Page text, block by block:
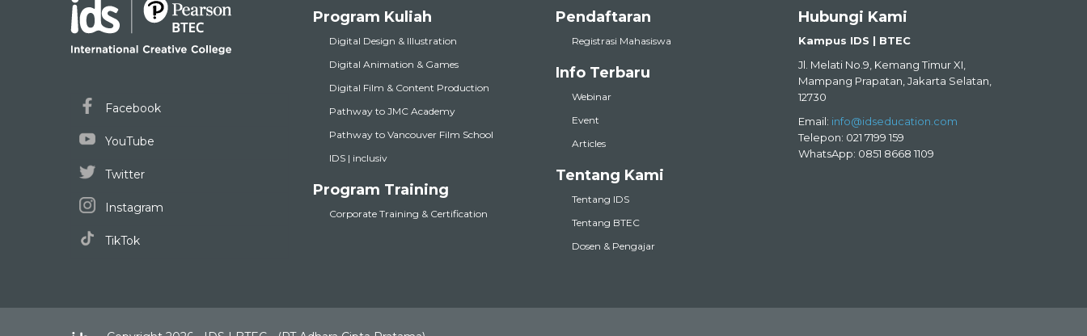
Facebook
YouTube
Twitter
Instagram
TikTok
Program Kuliah
Digital Design & Illustration
Digital Animation & Games
Digital Film & Content Production
Pathway to JMC Academy
Pathway to Vancouver Film School
IDS | inclusiv
Program Training
Corporate Training & Certification
Pendaftaran
Registrasi Mahasiswa
Info Terbaru
Webinar
Event
Articles
Tentang Kami
Tentang IDS
Tentang BTEC
Dosen & Pengajar
Hubungi Kami
Kampus IDS | BTEC
Jl. Melati No.9, Kemang Timur XI,
Mampang Prapatan, Jakarta Selatan,
12730
Email: info@idseducation.com
Telepon: 021 7199 159
WhatsApp: 0851 8668 1109